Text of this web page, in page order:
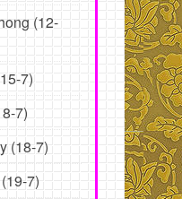
(12-
7)
7)
(18-7)
7)